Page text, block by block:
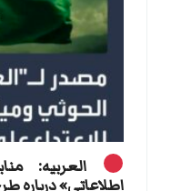
العربیه:
اطلاعاتی» درباره